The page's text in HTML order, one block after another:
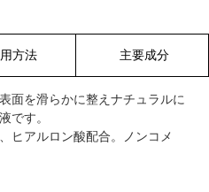
方法 主要成分
面を滑らかに整えナチュラルに
です。
ヒアルロン酸配合。ノンコメ